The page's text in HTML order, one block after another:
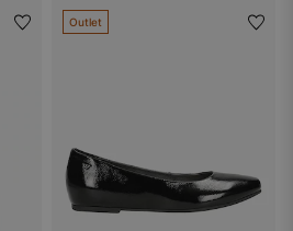
Outlet